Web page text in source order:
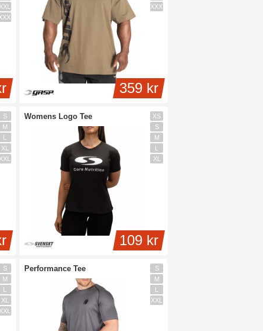
veltrænede figur, eller hvis du ikke vil have, at
halsudskæringer og mellem
XXL
359 kr
XXXL
S
M
L
XL
XXL
Womens Logo Tee
109 kr
XS
S
M
L
XL
S
M
L
XL
XXL
Performance Tee
S
M
L
XXL